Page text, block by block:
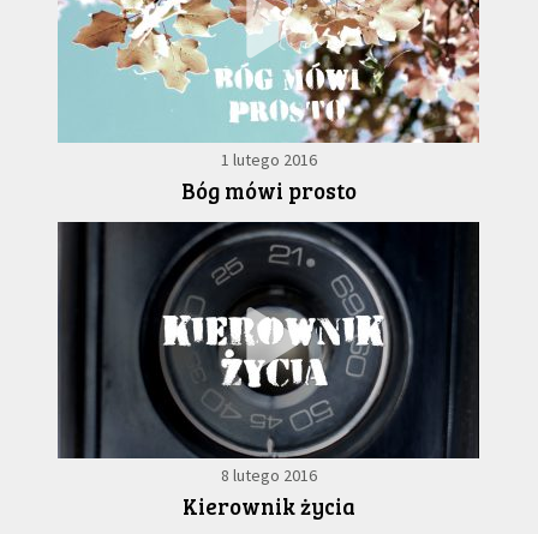
1 lutego 2016
Bóg mówi prosto
8 lutego 2016
Kierownik życia